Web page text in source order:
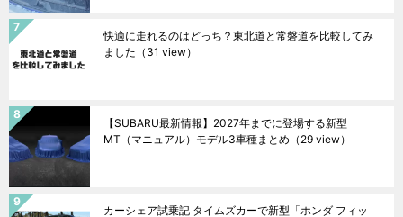
快適に走れるのはどっち？東北道と常磐道を比較してみ
ました （31 view）
【SUBARU最新情報】2027年までに登場する新型
MT（マニュアル）モデル3車種まとめ （29 view）
カーシェア試乗記 タイムズカーで新型「ホンダ フィッ